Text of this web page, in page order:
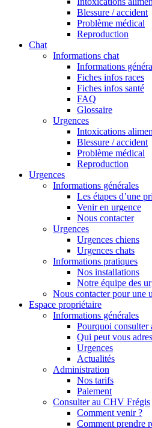
Blessure / accident
Problème médical
Reproduction
Chat
Informations chat
Informations
Fiches infos races
Fiches infos santé
FAQ
Glossaire
Urgences
Intoxications
Blessure / accident
Problème médical
Reproduction
Urgences
Informations générales
Les étapes d’une
Venir en urgence
Nous contacter
Urgences
Urgences chiens
Urgences chats
Informations pratiques
Nos installations
Notre équipe des
Nous contacter pour une
Espace propriétaire
Informations générales
Pourquoi
Qui peut vous
Urgences
Actualités
Administration
Nos tarifs
Paiement
Consulter au CHV Frégis
Comment venir ?
Comment prendre